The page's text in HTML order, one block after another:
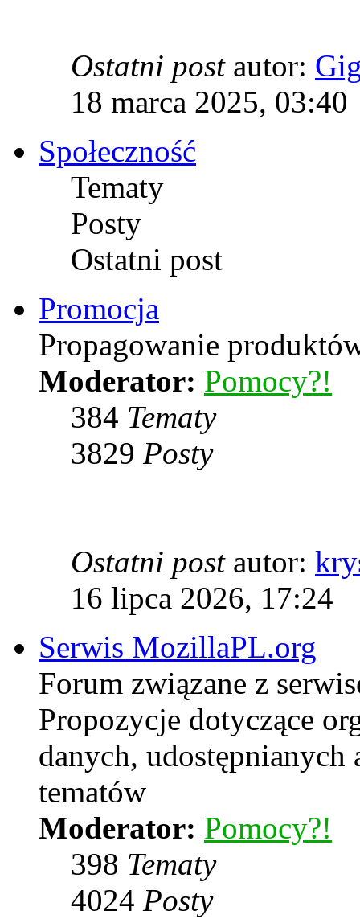
Ostatni postautor:
18 marca 2025, 03:40
Społeczność
Tematy
Posty
Ostatni post
Promocja
Propagowanie
Moderator: Pomocy?!
384 Tematy
3829 Posty
Ostatni postautor:
16 lipca 2026, 17:24
Serwis MozillaPL.org
Forum związane z
Propozycje dotyczące
danych, udostępnianych
tematów
Moderator: Pomocy?!
398 Tematy
4024 Posty